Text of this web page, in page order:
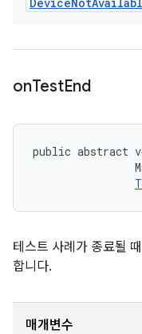
onTestEnd
public abstract
테스트 사례가 종료될
합니다.
매개변수